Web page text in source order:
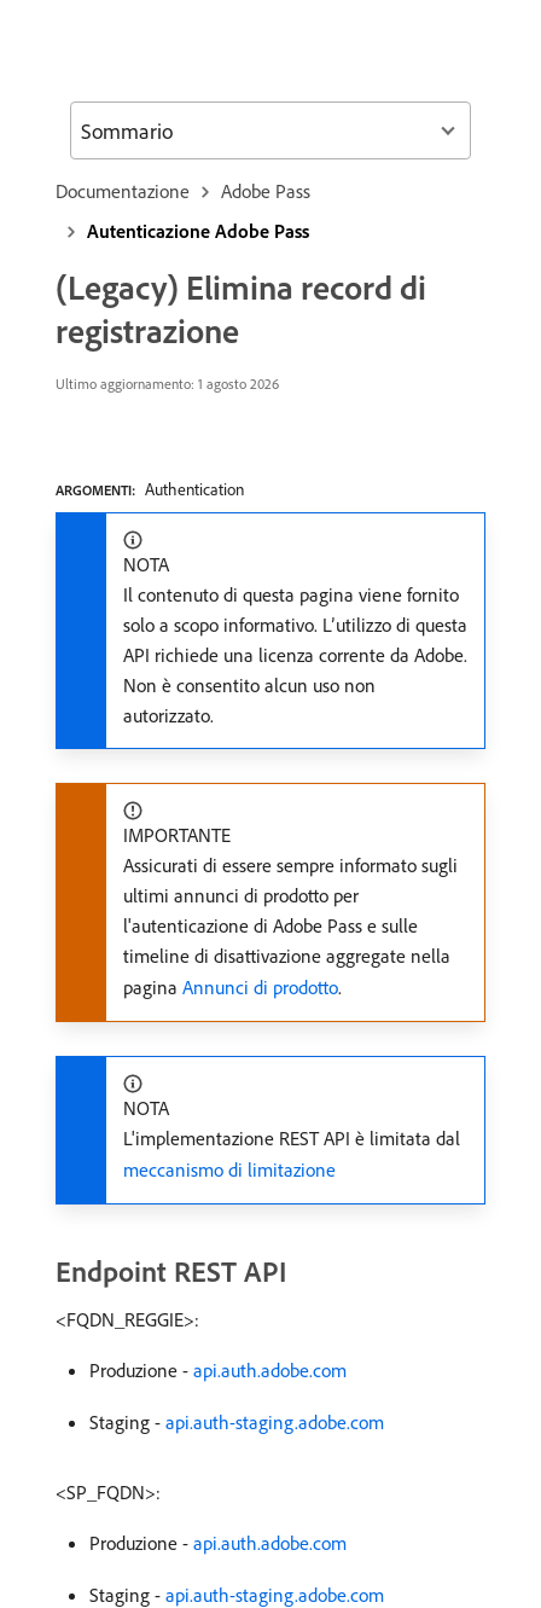
Documentazione
Adobe Pass
Autenticazione Adobe Pass
(Legacy) Elimina record di
registrazione
Ultimo aggiornamento: 1 agosto 2026
ARGOMENTI: Authentication
NOTA
Il contenuto di questa pagina viene fornito
solo a scopo informativo. L’utilizzo di questa
API richiede una licenza corrente da Adobe.
Non è consentito alcun uso non
autorizzato.
IMPORTANTE
Assicurati di essere sempre informato sugli
ultimi annunci di prodotto per
l'autenticazione di Adobe Pass e sulle
timeline di disattivazione aggregate nella
pagina Annunci di prodotto.
NOTA
L'implementazione REST API è limitata dal
meccanismo di limitazione
Endpoint REST API
<FQDN_REGGIE>:
Produzione - api.auth.adobe.com
Staging - api.auth-staging.adobe.com
<SP_FQDN>:
Produzione - api.auth.adobe.com
Staging - api.auth-staging.adobe.com
Sommario